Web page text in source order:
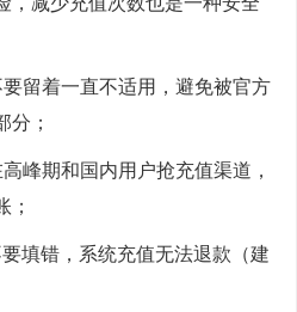
留着一直不适用，避免被官方
分；
峰期和国内用户抢充值渠道，
；
填错，系统充值无法退款（建